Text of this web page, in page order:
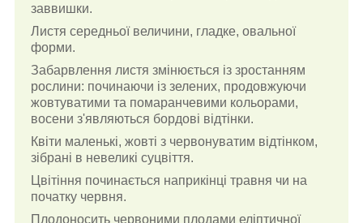
заввишки.
Листя середньої величини, гладке, овальної
форми.
Забарвлення листя змінюється із зростанням
рослини: починаючи із зелених, продовжуючи
жовтуватими та помаранчевими кольорами,
восени з'являються бордові відтінки.
Квіти маленькі, жовті з червонуватим відтінком,
зібрані в невеликі суцвіття.
Цвітіння починається наприкінці травня чи на
початку червня.
Плодоносить червоними плодами еліптичної